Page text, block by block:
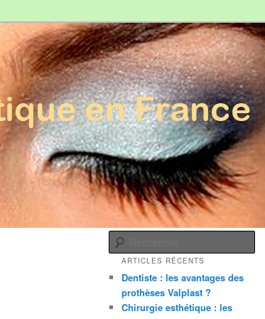
ARTICLES RÉCENTS
Dentiste : les avantages des
prothèses Valplast ?
Chirurgie esthétique : les